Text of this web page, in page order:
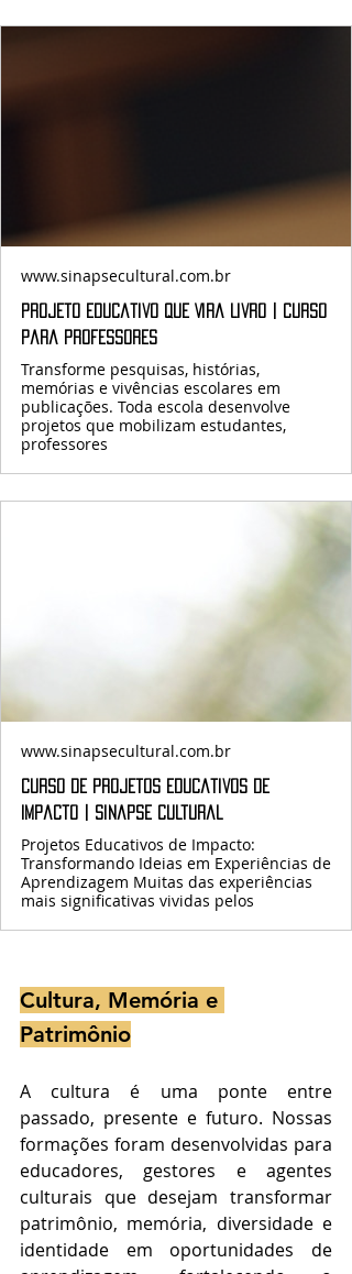
www.sinapsecultural.com.br
Projeto Educativo que Vira Livro | Curso
para Professores
Transforme pesquisas, histórias,
memórias e vivências escolares em
publicações. Toda escola desenvolve
projetos que mobilizam estudantes,
professores
www.sinapsecultural.com.br
Curso de Projetos Educativos de
Impacto | Sinapse Cultural
Projetos Educativos de Impacto:
Transformando Ideias em Experiências de
Aprendizagem Muitas das experiências
mais significativas vividas pelos
Cultura, Memória e
Patrimônio
A cultura é uma ponte entre
passado, presente e futuro. Nossas
formações foram desenvolvidas para
educadores, gestores e agentes
culturais que desejam transformar
patrimônio, memória, diversidade e
identidade em oportunidades de